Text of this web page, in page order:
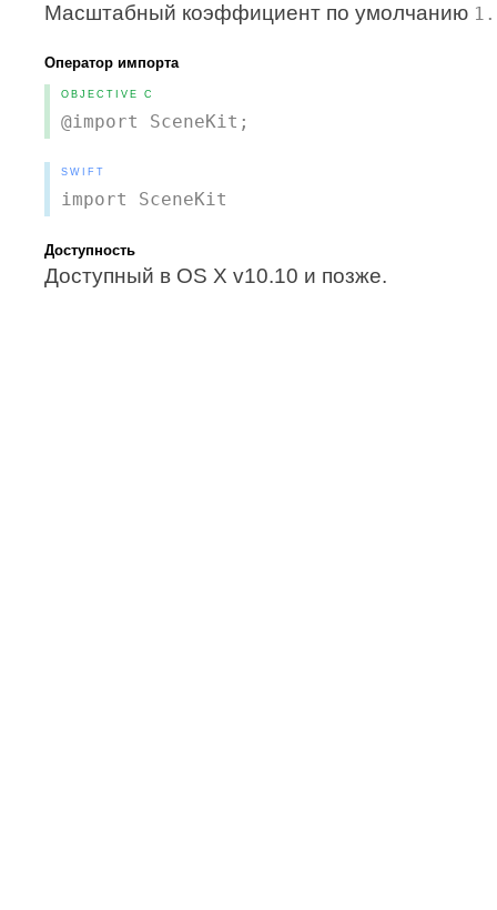
Масштабный коэффициент по умолчанию
Оператор импорта
OBJECTIVE C
@import SceneKit;
SWIFT
import SceneKit
Доступность
Доступный в OS X v10.10 и позже.